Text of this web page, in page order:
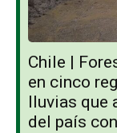
Chile |
en cinco
lluvias que
del país